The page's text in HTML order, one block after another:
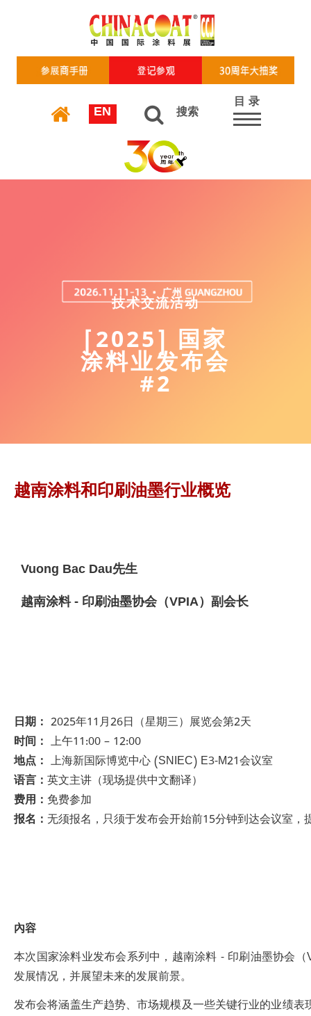
EN 搜索
目 录
技术交流活动
[2025] 国家
涂料业发布会
#2
越南涂料和印刷油墨行业概览
Vuong Bac Dau先生
越南涂料 - 印刷油墨协会（VPIA）副会长
日期： 2025年11月26日（星期三）展览会第2天
时间： 上午11:00 – 12:00
地点： 上海新国际博览中心 (SNIEC) E3-M21会议室
语言： 英文主讲（现场提供中文翻译）
费用： 免费参加
报名： 无须报名，只须于发布会开始前15分钟到达会议室，
內容
本次国家涂料业发布会系列中，越南涂料 - 印刷油墨协会
发展情况，并展望未来的发展前景。
发布会将涵盖生产趋势、市场规模及一些关键行业的业绩